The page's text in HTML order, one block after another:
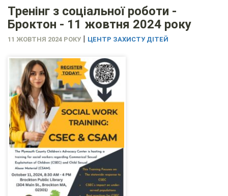
Тренінг з соціальної роботи -
Броктон - 11 жовтня 2024 року
11 ЖОВТНЯ 2024 РОКУ | ЦЕНТР ЗАХИСТУ ДІТЕЙ